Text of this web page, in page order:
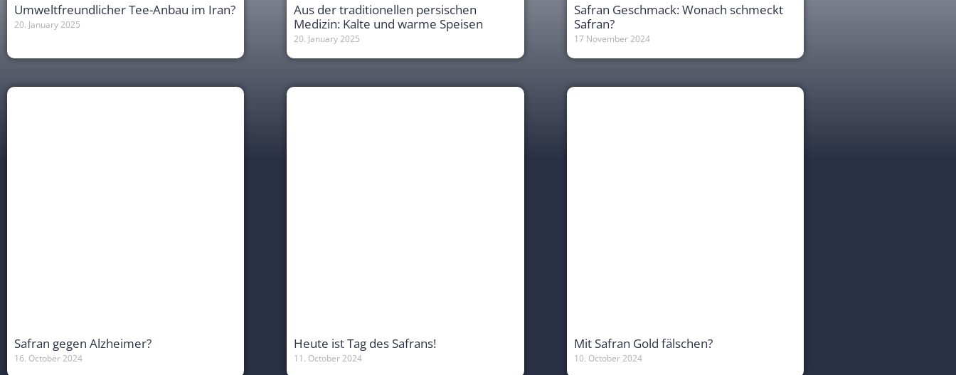
Umweltfreundlicher Tee-Anbau im Iran?
20. January 2025
Aus der traditionellen persischen
Medizin: Kalte und warme Speisen
20. January 2025
Safran Geschmack: Wonach schmeckt
Safran?
17 November 2024
Safran gegen Alzheimer?
16. October 2024
Heute ist Tag des Safrans!
11. October 2024
Mit Safran Gold fälschen?
10. October 2024